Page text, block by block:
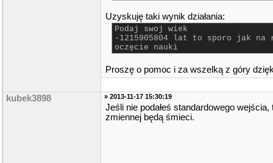
Uzyskuję taki wynik działania:
Podaj swoj wiek
-1215905804 lat to sporo jak na
oczęcie nauki
Proszę o pomoc i za wszelką z góry
kubek3898 » 2013-11-17 15:30:19
Jeśli nie podałeś standardowego wejścia,
zmiennej będą śmieci.